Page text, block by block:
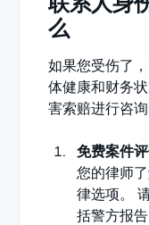
么
如果您受伤了
体健康和财务
害索赔进行咨
免费案件
您的律师
律选项。
括警方报